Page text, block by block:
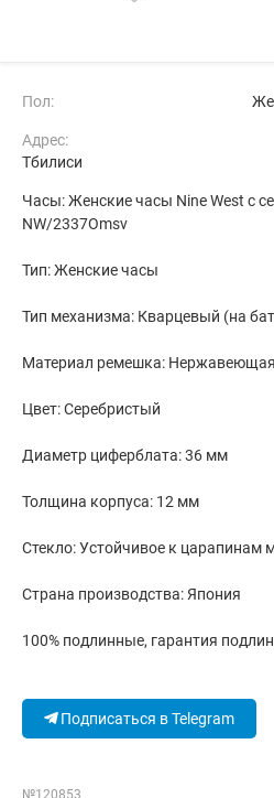
Пол:
Адрес:
Тбилиси
Часы: Женские часы Nine West с
NW/2337Omsv
Тип: Женские часы
Тип механизма: Кварцевый (на
Материал ремешка:
Цвет: Серебристый
Диаметр циферблата: 36 мм
Толщина корпуса: 12 мм
Стекло: Устойчивое к царапинам
Страна производства: Япония
100% подлинные, гарантия
Подписаться в Telegram
№120853